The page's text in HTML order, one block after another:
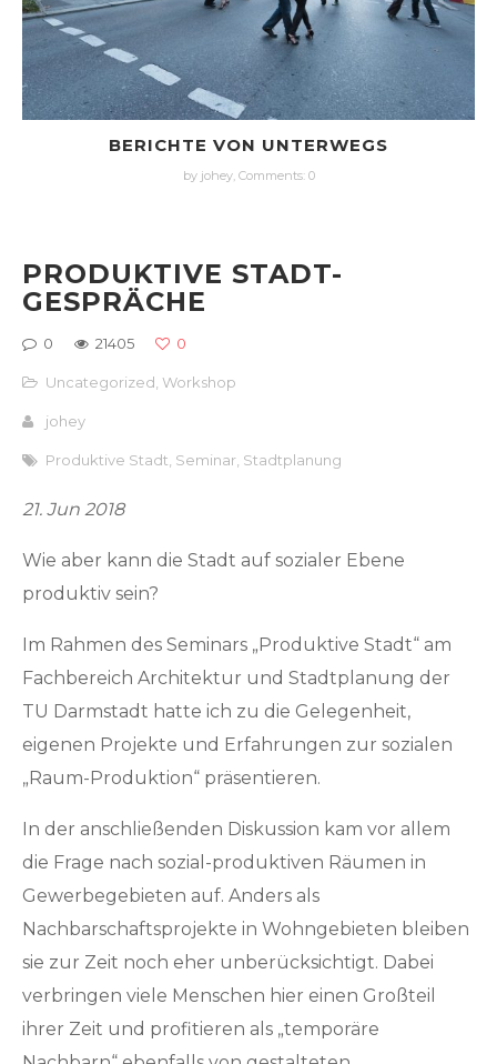
BERICHTE VON UNTERWEGS
by johey, Comments: 0
PRODUKTIVE STADT-
GESPRÄCHE
0 21405 0
Uncategorized Workshop
johey
Produktive Stadt Seminar Stadtplanung
21. Jun 2018
Wie aber kann die Stadt auf sozialer Ebene
produktiv sein?
Im Rahmen des Seminars „Produktive Stadt“ am
Fachbereich Architektur und Stadtplanung der
TU Darmstadt hatte ich zu die Gelegenheit,
eigenen Projekte und Erfahrungen zur sozialen
„Raum-Produktion“ präsentieren.
In der anschließenden Diskussion kam vor allem
die Frage nach sozial-produktiven Räumen in
Gewerbegebieten auf. Anders als
Nachbarschaftsprojekte in Wohngebieten bleiben
sie zur Zeit noch eher unberücksichtigt. Dabei
verbringen viele Menschen hier einen Großteil
ihrer Zeit und profitieren als „temporäre